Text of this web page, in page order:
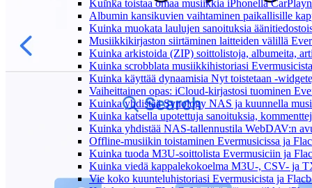
Kuinka toistaa omaa musiikkia iPhonella
Albumin kansikuvien vaihtaminen paikallisille
Kuinka muokata laulujen sanoituksia
Musiikkikirjaston siirtäminen laitteiden välillä
Kuinka arkistoida (ZIP) soittolistoja, albumeita,
Kuinka scrobblata musiikkihistoriasi
Kuinka käyttää dynaamisia Nyt toistetaan -
Vaiheittainen opas: iCloud-kirjastosi tuominen
Kuinka yhdistää Synology NAS ja kuunnella
Kuinka katsella upotettuja sanoituksia,
Kuinka yhdistää NAS-tallennustila WebDAV:n
Offline-musiikin toistaminen Evermusicissa ja
Kuinka tuoda M3U-soittolista Evermusiciin ja
Kuinka viedä kappalekokoelma M3U-, CSV- ja
Vie koko kuunteluhistoriasi Evermusicista ja